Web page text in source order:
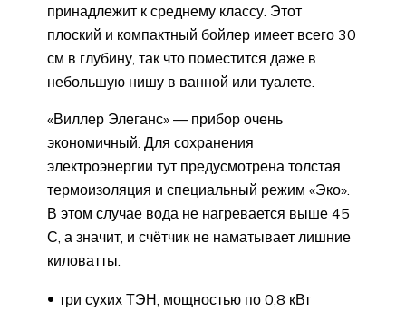
принадлежит к среднему классу. Этот
плоский и компактный бойлер имеет всего 30
см в глубину, так что поместится даже в
небольшую нишу в ванной или туалете.
«Виллер Элеганс» — прибор очень
экономичный. Для сохранения
электроэнергии тут предусмотрена толстая
термоизоляция и специальный режим «Эко».
В этом случае вода не нагревается выше 45
С, а значит, и счётчик не наматывает лишние
киловатты.
три сухих ТЭН, мощностью по 0,8 кВт